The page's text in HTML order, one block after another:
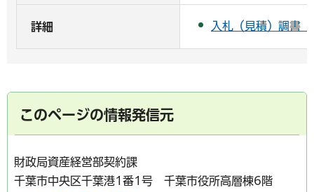
詳細 入札（見積）調書
このページの情報発信元
財政局資産経営部契約課
千葉市中央区千葉港1番1号 千葉市役所高層棟6階